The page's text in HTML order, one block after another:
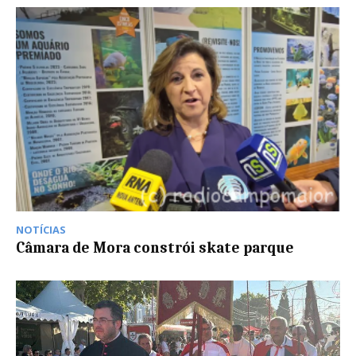
NOTÍCIAS
Câmara de Mora constrói skate parque